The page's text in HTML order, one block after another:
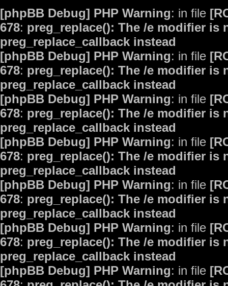
[phpBB Debug] PHP Warning: in file
678: preg_replace(): The /e modifier is
preg_replace_callback instead
[phpBB Debug] PHP Warning: in file
678: preg_replace(): The /e modifier is
preg_replace_callback instead
[phpBB Debug] PHP Warning: in file
678: preg_replace(): The /e modifier is
preg_replace_callback instead
[phpBB Debug] PHP Warning: in file
678: preg_replace(): The /e modifier is
preg_replace_callback instead
[phpBB Debug] PHP Warning: in file
678: preg_replace(): The /e modifier is
preg_replace_callback instead
[phpBB Debug] PHP Warning: in file
678: preg_replace(): The /e modifier is
preg_replace_callback instead
[phpBB Debug] PHP Warning: in file